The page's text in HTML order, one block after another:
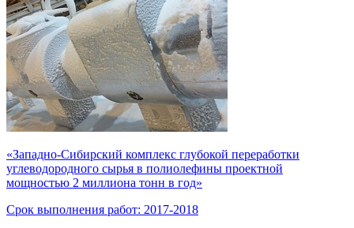
«Западно-Сибирский комплекс глубокой переработки
углеводородного сырья в полиолефины проектной
мощностью 2 миллиона тонн в год»
Срок выполнения работ: 2017-2018